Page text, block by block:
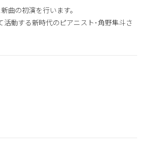
曲の初演を行います。
活動する新時代のピアニスト･角野隼斗さ